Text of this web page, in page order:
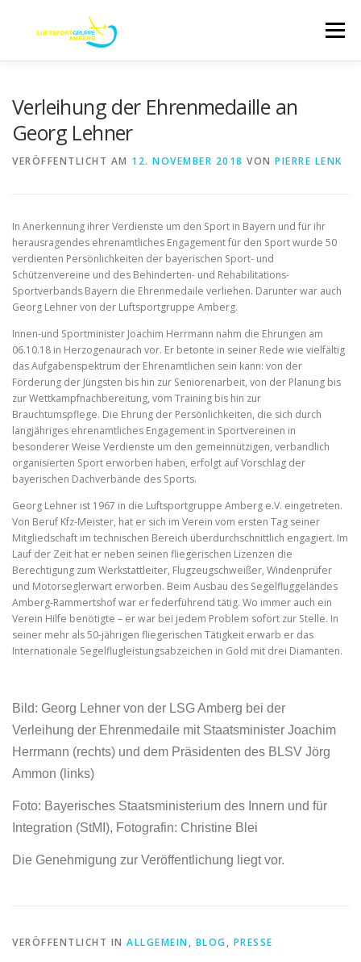
springen
Menü
IMPRESSUM
Verleihung der Ehrenmedaille an
Georg Lehner
VERÖFFENTLICHT AM 12. NOVEMBER 2018 VON PIERRE LENK
In Anerkennung ihrer Verdienste um den Sport in Bayern und für ihr
herausragendes ehrenamtliches Engagement für den Sport wurde 50
verdienten Persönlichkeiten der bayerischen Sport- und
Schützenvereine und des Behinderten- und Rehabilitations-
Sportverbands Bayern die Ehrenmedaile verliehen. Darunter war auch
Georg Lehner von der Luftsportgruppe Amberg.
Innen-und Sportminister Joachim Herrmann nahm die Ehrungen am
06.10.18 in Herzogenaurach vor. Er betonte in seiner Rede wie vielfältig
das Aufgabenspektrum der Ehrenamtlichen sein kann: von der
Förderung der Jüngsten bis hin zur Seniorenarbeit, von der Planung bis
zur Wettkampfnachbereitung, vom Training bis hin zur
Brauchtumspflege. Die Ehrung der Persönlichkeiten, die sich durch
langjähriges ehrenamtliches Engagement in Sportvereinen in
besonderer Weise Verdienste um den gemeinnützigen, verbandlich
organisierten Sport erworben haben, erfolgt auf Vorschlag der
bayerischen Dachverbände des Sports.
Georg Lehner ist 1967 in die Luftsportgruppe Amberg e.V. eingetreten.
Von Beruf Kfz-Meister, hat er sich im Verein vom ersten Tag seiner
Mitgliedschaft im technischen Bereich überdurchschnittlich engagiert. Im
Lauf der Zeit hat er neben seinen fliegerischen Lizenzen die
Berechtigung zum Werkstattleiter, Flugzeugschweißer, Windenprüfer
und Motorseglerwart erworben. Beim Ausbau des Segelfluggeländes
Amberg-Rammertshof war er federführend tätig. Wo immer auch ein
Verein Hilfe benötigte – er war bei jedem Problem sofort zur Stelle. In
seiner mehr als 50-jährigen fliegerischen Tätigkeit erwarb er das
Internationale Segelflugleistungsabzeichen in Gold mit drei Diamanten.
Bild: Georg Lehner von der LSG Amberg bei der
Verleihung der Ehrenmedaile mit Staatsminister Joachim
Herrmann (rechts) und dem Präsidenten des BLSV Jörg
Ammon (links)
Foto: Bayerisches Staatsministerium des Innern und für
Integration (StMI), Fotografin: Christine Blei
Die Genehmigung zur Veröffentlichung liegt vor.
VERÖFFENTLICHT IN ALLGEMEIN, BLOG, PRESSE